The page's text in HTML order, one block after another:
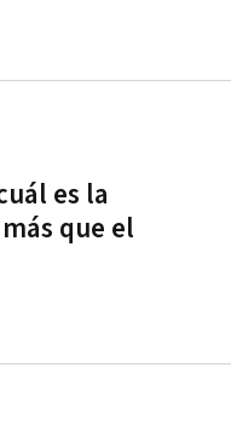
es la
que el